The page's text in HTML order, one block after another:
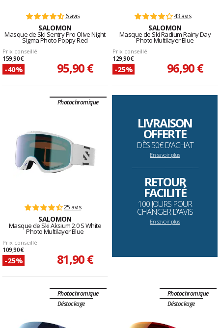
6 avis
SALOMON
Masque de Ski Sentry Pro Olive Night
Sigma Photo Poppy Red
Prix conseillé
159,90 €
-40% 95,90 €
43 avis
SALOMON
Masque de Ski Radium Rainy Day
Photo Multilayer Blue
Prix conseillé
129,90 €
-25% 96,90 €
Photochromique
25 avis
SALOMON
Masque de Ski Aksium 2.0 S White
Photo Multilayer Blue
Prix conseillé
109,90 €
-25% 81,90 €
LIVRAISON
OFFERTE
DÈS 50€ D'ACHAT
En savoir plus
--------------------------------------------------------------------
RETOUR
FACILITÉ
100 JOURS POUR
CHANGER D'AVIS
En savoir plus
Photochromique
Déstockage
Photochromique
Déstockage